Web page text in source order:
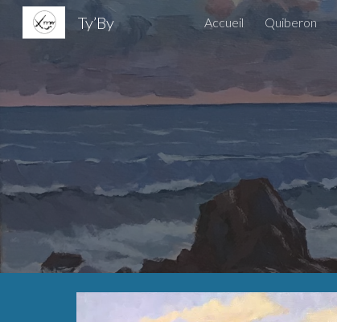
Ty’By Accueil Quiberon